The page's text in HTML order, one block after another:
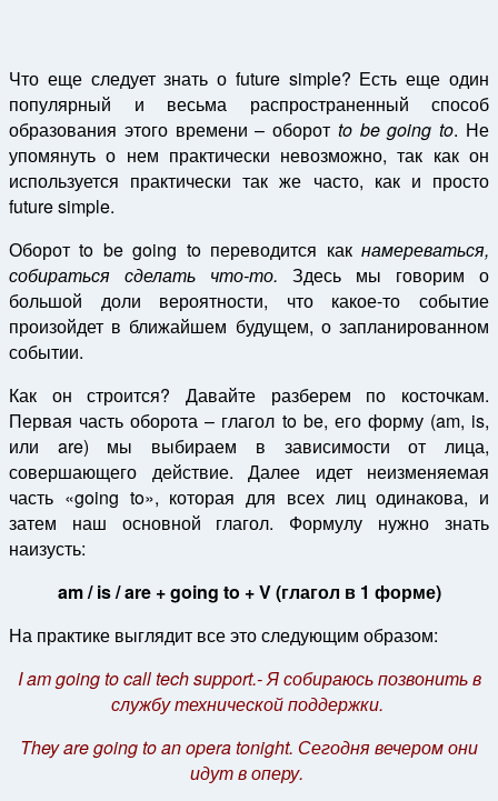
Что еще следует знать о future simple? Есть еще один
популярный и весьма распространенный способ
образования этого времени – оборот to be going to. Не
упомянуть о нем практически невозможно, так как он
используется практически так же часто, как и просто
future simple.
Оборот to be going to переводится как намереваться,
собираться сделать что-то. Здесь мы говорим о
большой доли вероятности, что какое-то событие
произойдет в ближайшем будущем, о запланированном
событии.
Как он строится? Давайте разберем по косточкам.
Первая часть оборота – глагол to be, его форму (am, is,
или are) мы выбираем в зависимости от лица,
совершающего действие. Далее идет неизменяемая
часть «going to», которая для всех лиц одинакова, и
затем наш основной глагол. Формулу нужно знать
наизусть:
am / is / are + going to + V (глагол в 1 форме)
На практике выглядит все это следующим образом:
I am going to call tech support.- Я собираюсь позвонить в
службу технической поддержки.
They are going to an opera tonight. Сегодня вечером они
идут в оперу.